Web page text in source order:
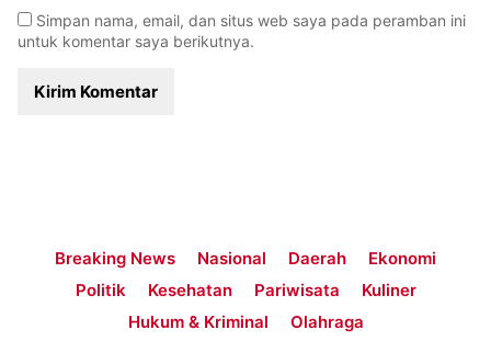
Simpan nama, email, dan situs web saya pada peramban ini
untuk komentar saya berikutnya.
Breaking News Nasional Daerah
Ekonomi
Politik
Kesehatan Pariwisata
Kuliner
Hukum & Kriminal
Olahraga